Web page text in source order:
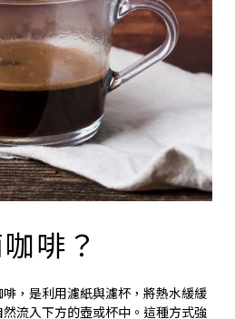
啡？
，是利用濾紙與濾杯，將熱水緩緩
流入下方的壺或杯中。這種方式強